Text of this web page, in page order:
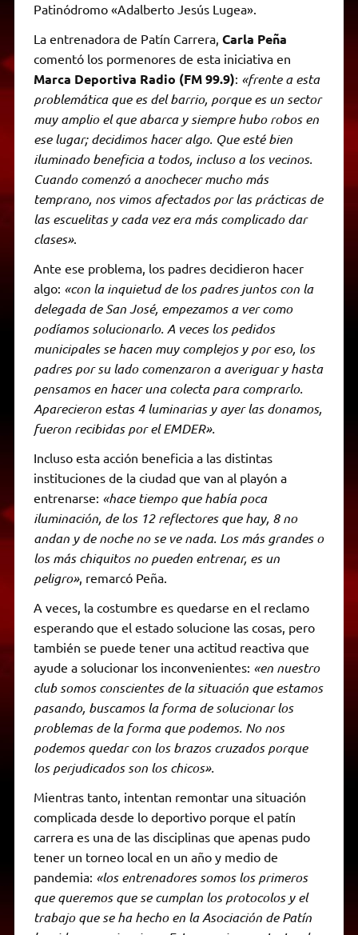
Patinódromo «Adalberto Jesús Lugea».
La entrenadora de Patín Carrera, Carla Peña
comentó los pormenores de esta iniciativa en
Marca Deportiva Radio (FM 99.9): «frente a esta
problemática que es del barrio, porque es un sector
muy amplio el que abarca y siempre hubo robos en
ese lugar; decidimos hacer algo. Que esté bien
iluminado beneficia a todos, incluso a los vecinos.
Cuando comenzó a anochecer mucho más
temprano, nos vimos afectados por las prácticas de
las escuelitas y cada vez era más complicado dar
clases».
Ante ese problema, los padres decidieron hacer
algo: «con la inquietud de los padres juntos con la
delegada de San José, empezamos a ver como
podíamos solucionarlo. A veces los pedidos
municipales se hacen muy complejos y por eso, los
padres por su lado comenzaron a averiguar y hasta
pensamos en hacer una colecta para comprarlo.
Aparecieron estas 4 luminarias y ayer las donamos,
fueron recibidas por el EMDER».
Incluso esta acción beneficia a las distintas
instituciones de la ciudad que van al playón a
entrenarse: «hace tiempo que había poca
iluminación, de los 12 reflectores que hay, 8 no
andan y de noche no se ve nada. Los más grandes o
los más chiquitos no pueden entrenar, es un
peligro», remarcó Peña.
A veces, la costumbre es quedarse en el reclamo
esperando que el estado solucione las cosas, pero
también se puede tener una actitud reactiva que
ayude a solucionar los inconvenientes: «en nuestro
club somos conscientes de la situación que estamos
pasando, buscamos la forma de solucionar los
problemas de la forma que podemos. No nos
podemos quedar con los brazos cruzados porque
los perjudicados son los chicos».
Mientras tanto, intentan remontar una situación
complicada desde lo deportivo porque el patín
carrera es una de las disciplinas que apenas pudo
tener un torneo local en un año y medio de
pandemia: «los entrenadores somos los primeros
que queremos que se cumplan los protocolos y el
trabajo que se ha hecho en la Asociación de Patín